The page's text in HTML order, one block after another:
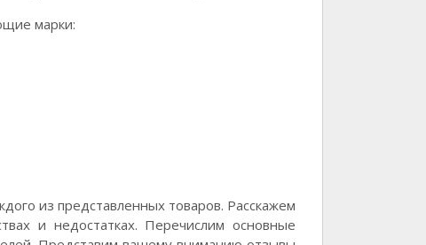
марки:
из представленных товаров. Расскажем
и недостатках. Перечислим основные